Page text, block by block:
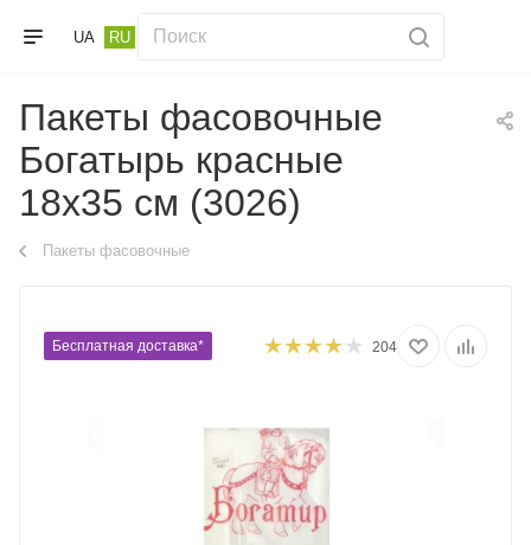
UA RU
Пакеты фасовочные
Богатырь красные
18х35 см (3026)
Пакеты фасовочные
Бесплатная доставка* 204